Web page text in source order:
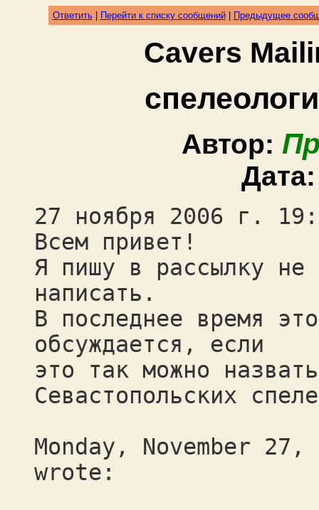
Ответить| Перейти к списку сообщений| Предыдущее
Cavers
Автор:
27 ноября 2006 г.
Всем привет!
Я пишу в рассылку
написать.
В последнее время
обсуждается, если
это так можно
Севастопольских
Monday, November
wrote: